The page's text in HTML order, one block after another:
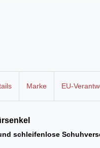
Marke EU-
schleifenlose